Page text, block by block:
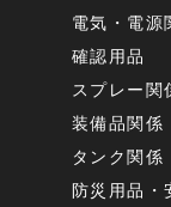
電気・電源
確認用品
スプレー関
装備品関係
タンク関係
防災用品・